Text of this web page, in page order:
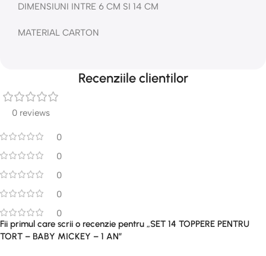
DIMENSIUNI INTRE 6 CM SI 14 CM
MATERIAL CARTON
Recenziile clientilor
0 reviews
0
0
0
0
0
Fii primul care scrii o recenzie pentru „SET 14 TOPPERE PENTRU
TORT – BABY MICKEY – 1 AN”